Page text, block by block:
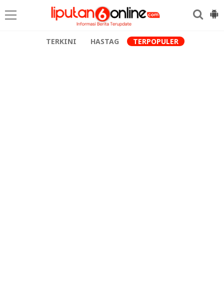
TERKINI HASTAG TERPOPULER